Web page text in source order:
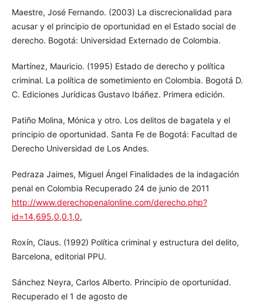
Miguel Zugaldía Espinar. Peligros (Granada): Comares,
Maestre, José Fernando. (2003) La discrecionalidad para
derecho. Bogotá: Universidad Externado de Colombia.
Martínez, Mauricio. (1995) Estado de derecho y política
D. C. Ediciones Jurídicas Gustavo Ibáñez. Primera edición.
Patiño Molina, Mónica y otro. Los delitos de bagatela y el
Derecho Universidad de Los Andes.
Pedraza Jaimes, Miguel Ángel Finalidades de la indagación
penal en Colombia Recuperado 24 de junio de 2011
id=14,695,0,0,1,0,
Barcelona, editorial PPU.